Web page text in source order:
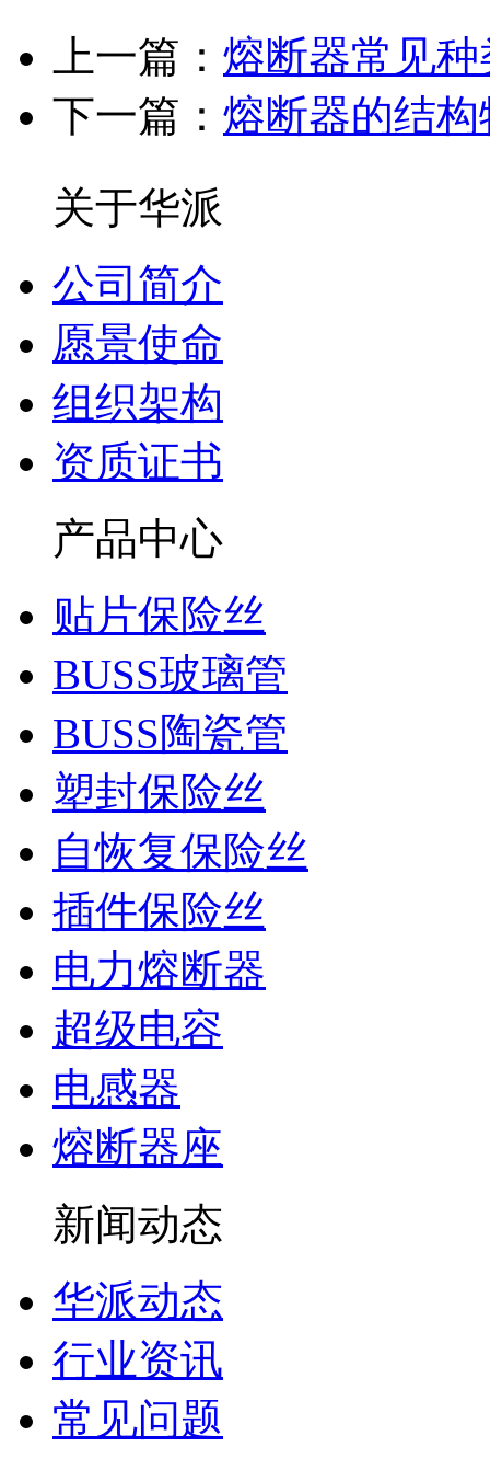
上一篇： 熔断器常见
下一篇： 熔断器的结构
关于华派
公司简介
愿景使命
组织架构
资质证书
产品中心
贴片保险丝
BUSS玻璃管
BUSS陶瓷管
塑封保险丝
自恢复保险丝
插件保险丝
电力熔断器
超级电容
电感器
熔断器座
新闻动态
华派动态
行业资讯
常见问题